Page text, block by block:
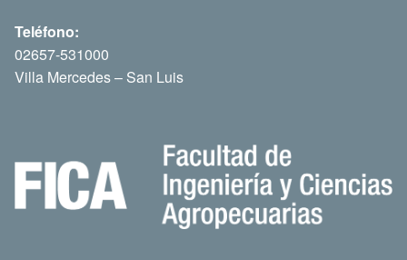
Teléfono:
02657-531000
Villa Mercedes – San Luis